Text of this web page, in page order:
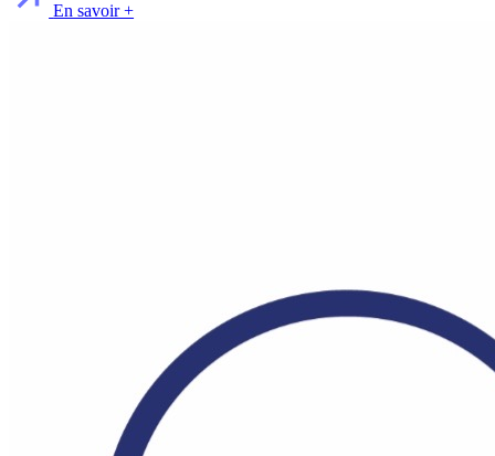
En savoir +